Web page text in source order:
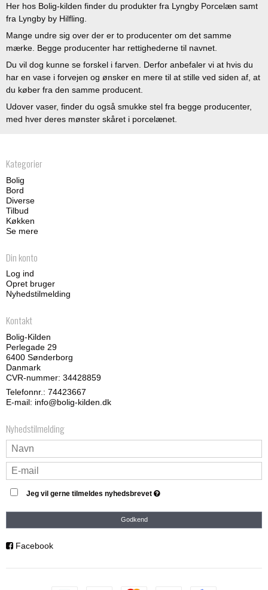
Her hos Bolig-kilden finder du produkter fra Lyngby Porcelæn samt
fra Lyngby by Hilfling.
Mange undre sig over der er to producenter om det samme
mærke. Begge producenter har rettighederne til navnet.
Du vil dog kunne se forskel i farven. Derfor anbefaler vi at hvis du
har en vase i forvejen og ønsker en mere til at stille ved siden af, at
du køber fra den samme producent.
Udover vaser, finder du også smukke stel fra begge producenter,
med hver deres mønster skåret i porcelænet.
Kategorier
Bolig
Bord
Diverse
Tilbud
Køkken
Se mere
Din konto
Log ind
Opret bruger
Nyhedstilmelding
Kontakt
Bolig-Kilden
Perlegade 29
6400 Sønderborg
Danmark
CVR-nummer: 34428859
Telefonnr.: 74423667
E-mail: info@bolig-kilden.dk
Nyhedstilmelding
Jeg vil gerne tilmeldes nyhedsbrevet
Godkend
Facebook